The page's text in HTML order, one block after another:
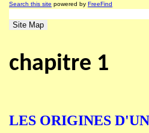
Search this site powered by FreeFind
chapitre 1
LES ORIGINES